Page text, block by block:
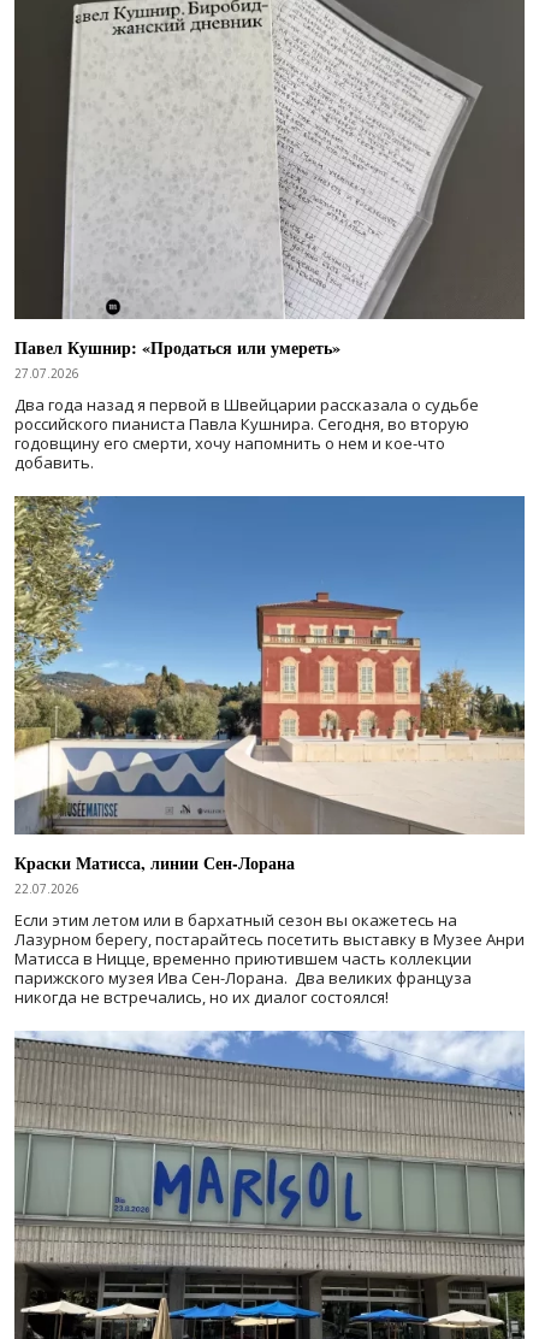
Павел Кушнир: «Продаться или умереть»
27.07.2026
Два года назад я первой в Швейцарии рассказала о судьбе
российского пианиста Павла Кушнира. Сегодня, во вторую
годовщину его смерти, хочу напомнить о нем и кое-что
добавить.
Краски Матисса, линии Сен-Лорана
22.07.2026
Если этим летом или в бархатный сезон вы окажетесь на
Лазурном берегу, постарайтесь посетить выставку в Музее Анри
Матисса в Ницце, временно приютившем часть коллекции
парижского музея Ива Сен-Лорана. Два великих француза
никогда не встречались, но их диалог состоялся!